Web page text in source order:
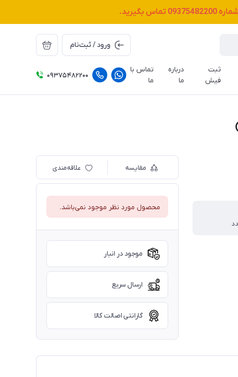
09375482200 تماس بگیرید.
ورود / ثبت‌نام
ثبت
فیش
درباره
ما
تماس با
ما
09375482200
مقایسه علاقه‌مندی
محصول مورد نظر موجود نمی‌باشد.
موجود در انبار
ارسال سریع
گارانتی اصالت کالا